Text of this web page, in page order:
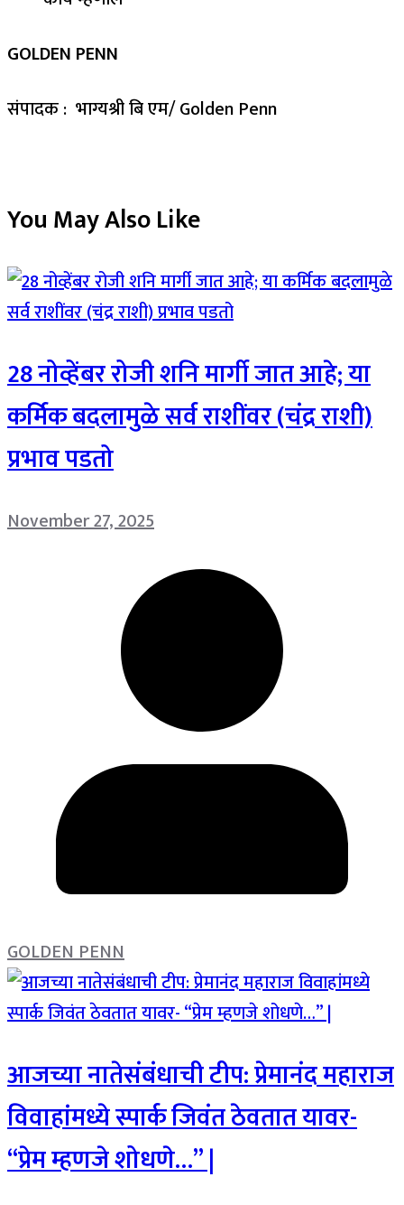
GOLDEN PENN
संपादक : भाग्यश्री बि एम/ Golden Penn
You May Also Like
28 नोव्हेंबर रोजी शनि मार्गी जात आहे; या
कर्मिक बदलामुळे सर्व राशींवर (चंद्र राशी)
प्रभाव पडतो
November 27, 2025
GOLDEN PENN
आजच्या नातेसंबंधाची टीप: प्रेमानंद महाराज
विवाहांमध्ये स्पार्क जिवंत ठेवतात यावर-
“प्रेम म्हणजे शोधणे…” |